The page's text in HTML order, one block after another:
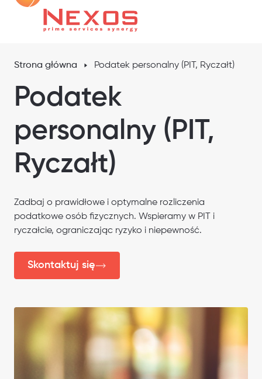
Strona główna Podatek personalny (PIT, Ryczałt)
Podatek
personalny (PIT,
Ryczałt)
Zadbaj o prawidłowe i optymalne rozliczenia
podatkowe osób fizycznych. Wspieramy w PIT i
ryczałcie, ograniczając ryzyko i niepewność.
Skontaktuj się